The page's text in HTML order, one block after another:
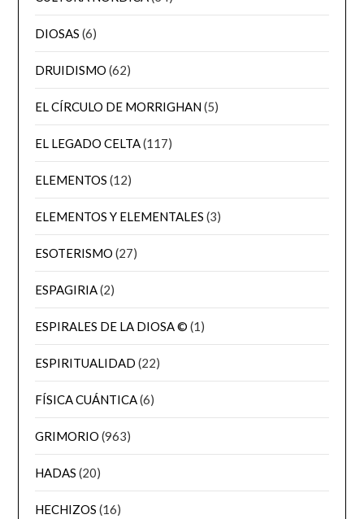
DIOSAS (6)
DRUIDISMO (62)
EL CÍRCULO DE MORRIGHAN(5)
EL LEGADO CELTA(117)
ELEMENTOS (12)
ELEMENTOS Y ELEMENTALES (3)
ESOTERISMO (27)
ESPAGIRIA(2)
ESPIRALES DE LA DIOSA © (1)
ESPIRITUALIDAD (22)
FÍSICA CUÁNTICA(6)
GRIMORIO (963)
HADAS (20)
HECHIZOS (16)